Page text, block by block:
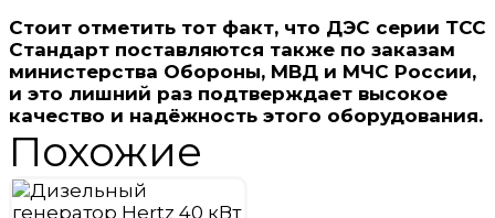
Стоит отметить тот факт, что ДЭС серии ТСС
Стандарт поставляются также по заказам
министерства Обороны, МВД и МЧС России,
и это лишний раз подтверждает высокое
качество и надёжность этого оборудования.
Похожие